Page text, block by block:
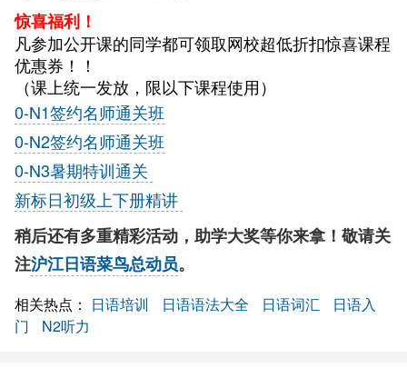
惊喜福利！
凡参加公开课的同学都可领取网校超低折扣惊喜课程
优惠券！！
（课上统一发放，限以下课程使用）
0-N1签约名师通关班
0-N2签约名师通关班
0-N3暑期特训通关
新标日初级上下册精讲
稍后还有多重精彩活动，助学大奖等你来拿！敬请关
注沪江日语菜鸟总动员。
相关热点： 日语培训 日语语法大全 日语词汇
日语入
门
N2听力